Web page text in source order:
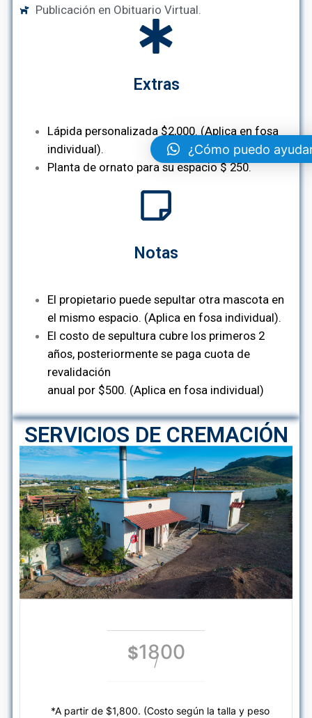
Publicación en Obituario Virtual.
Extras
Lápida personalizada $2,000. (Aplica en fosa
individual).
Planta de ornato para su espacio $ 250.
Notas
El propietario puede sepultar otra mascota en
el mismo espacio. (Aplica en fosa individual).
El costo de sepultura cubre los primeros 2
años, posteriormente se paga cuota de
revalidación
anual por $500. (Aplica en fosa individual)
SERVICIOS DE CREMACIÓN
$1800
/
*A partir de $1,800. (Costo según la talla y peso
¿Cómo puedo